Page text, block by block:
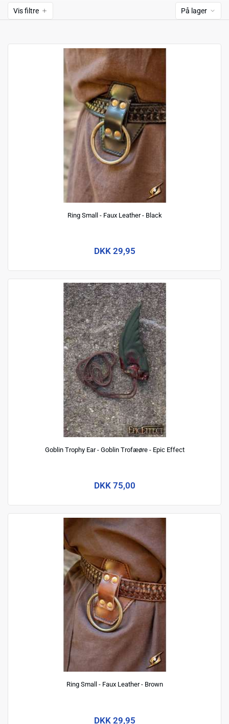
Vis filtre På lager
Ring Small - Faux Leather - Black
DKK 29,95
Goblin Trophy Ear - Goblin Trofæøre - Epic Effect
DKK 75,00
Ring Small - Faux Leather - Brown
DKK 29,95